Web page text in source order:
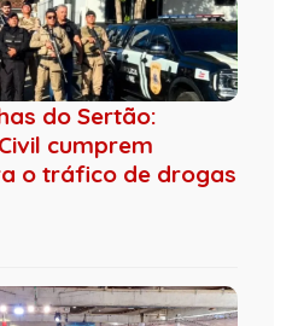
do Sertão:
cumprem
o tráfico de drogas